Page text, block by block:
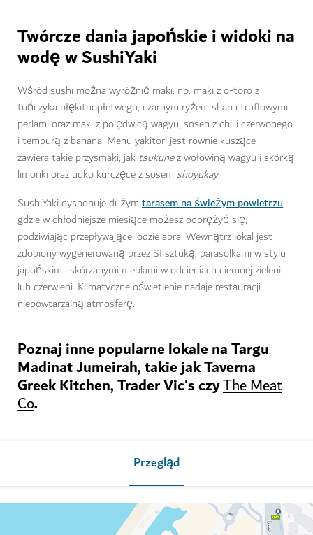
Twórcze dania japońskie i widoki na
wodę w SushiYaki
Wśród sushi można wyróżnić maki, np. maki z o-toro z
tuńczyka błękitnopłetwego, czarnym ryżem shari i truflowymi
perlami oraz maki z polędwicą wagyu, sosen z chilli czerwonego
i tempurą z banana. Menu yakitori jest równie kuszące –
zawiera takie przysmaki, jak tsukunez wołowiną wagyu i skórką
limonki oraz udko kurczęce z sosem shoyukay.
SushiYaki dysponuje dużym tarasem na świeżym powietrzu,
gdzie w chłodniejsze miesiące możesz odprężyć się,
podziwiając przepływające lodzie abra. Wewnątrz lokal jest
zdobiony wygenerowaną przez SI sztuką, parasolkami w stylu
japońskim i skórzanymi meblami w odcieniach ciemnej zieleni
lub czerwieni. Klimatyczne oświetlenie nadaje restauracji
niepowtarzalną atmosferę.
Poznaj inne popularne lokale na Targu
Madinat Jumeirah, takie jak Taverna
Greek Kitchen, Trader Vic's czyThe Meat
Co.
Przegląd